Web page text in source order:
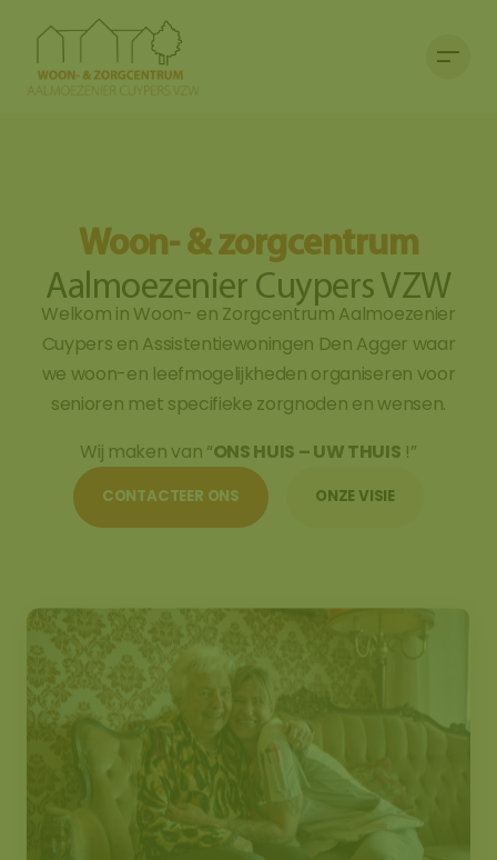
Woon- & zorgcentrum
Aalmoezenier Cuypers VZW
Welkom in Woon- en Zorgcentrum Aalmoezenier
Cuypers en Assistentiewoningen Den Agger waar
we woon-en leefmogelijkheden organiseren voor
senioren met specifieke zorgnoden en wensen.
Wij maken van “ONS HUIS – UW THUIS !”
CONTACTEER ONS ONZE VISIE